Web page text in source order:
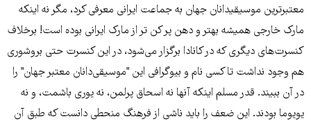
معتبرترین موسیقیدانان جهان به جماعت ایرانی معرفی کرد، مگر نه اینکه
مارک خارجی همیشه بهتر و دهن پر کن تر از مارک ایرانی بوده است! برخلاف
کنسرت‌های دیگری که در کانادا برگزار می‌شود، در این کنسرت حتی بروشوری
هم وجود نداشت تا کسی نام و بیوگرافی این "موسیقی‌دانان معتبر جهان" را
در آن ببیند. قدر مسلم اینکه آنها نه اسحاق پرلمن، نه یوری باشمت، و نه
یویوما بودند. این ضعف را باید ناشی از فرهنگ منحطی دانست که طبق آن